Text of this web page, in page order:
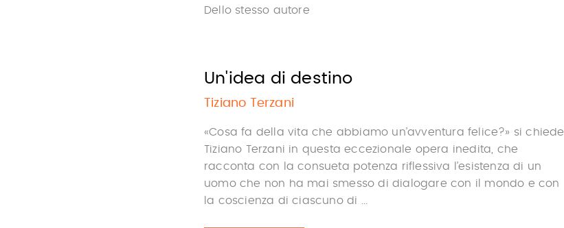
Dello stesso autore
Un'idea di destino
Tiziano Terzani
«Cosa fa della vita che abbiamo un’avventura felice?» si chiede
Tiziano Terzani in questa eccezionale opera inedita, che
racconta con la consueta potenza riflessiva l’esistenza di un
uomo che non ha mai smesso di dialogare con il mondo e con
la coscienza di ciascuno di ...